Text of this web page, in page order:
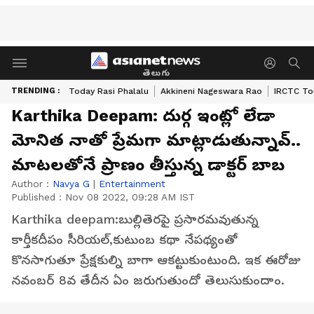
తెలుగు
TRENDING : Today Rasi Phalalu Akkineni Nageswara Rao IRCTC
Karthika Deepam: దుర్గ ఇంట్లో లేడా
మోనిత నాతో ప్రేమగా మాట్లాడుతున్నావ్..
మాటలతోనే ప్రాణం తీస్తున్న డాక్టర్ బాబ
Author : Navya G | Entertainment
Published : Nov 08 2022, 09:28 AM IST
Karthika deepam:బుల్లితెరపై ప్రసారమవుతున్న
కార్తీకదీపం సీరియల్,కుటుంబ కథా నేపథ్యంతో
కొనసాగుతూ ప్రేక్షకుల్ని బాగా ఆకట్టుకుంటుంది. ఇక ఈరోజు
నవంబర్ 8వ తేదీన ఏం జరుగుతుందో తెలుసుకుందాం.